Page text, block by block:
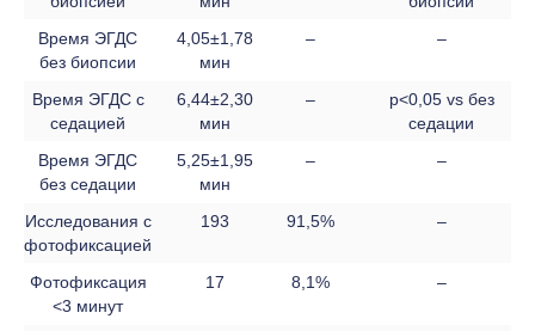
Время ЭГДС
без биопсии
4,05±1,78
мин
– –
Время ЭГДС с
седацией
6,44±2,30
мин
–
p<0,05 vs без
седации
Время ЭГДС
без седации
5,25±1,95
мин
– –
Исследования с
фотофиксацией
193 91,5% –
Фотофиксация
<3 минут
17 8,1% –